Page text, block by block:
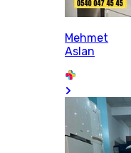
Mehmet
Aslan